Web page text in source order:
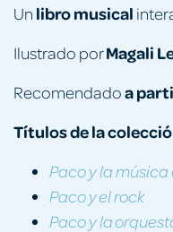
Un libro musical
Ilustrado porMagali
Recomendadoa
Títulos de la
Paco y la
Paco y el rock
Paco y la